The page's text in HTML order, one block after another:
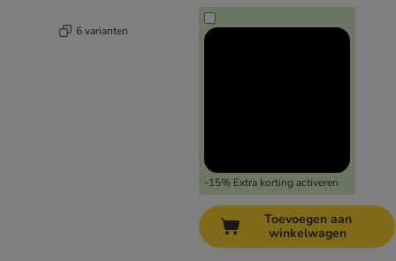
6 varianten
-15% Extra korting activeren
Toevoegen aan
winkelwagen